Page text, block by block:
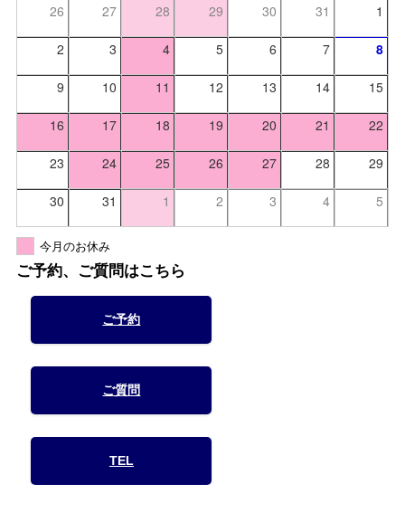
26 27 28 29 30 31 1
2 3 4 5 6 7 8
9 10 11 12 13 14 15
16 17 18 19 20 21 22
23 24 25 26 27 28 29
30 31 1 2 3 4 5
今月のお休み
ご予約、ご質問はこちら
ご予約
ご質問
TEL